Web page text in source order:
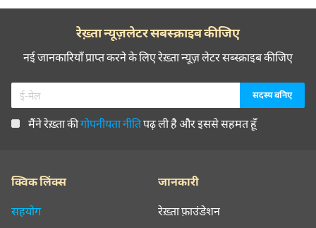
रेख़्ता न्यूज़लेटर सबस्क्राइब कीजिए
नई जानकारियाँ प्राप्त करने के लिए रेख़्ता न्यूज़ लेटर सब्स्क्राइब कीजिए
मैंने रेख़्ता कीगोपनीयता नीतिपढ़ ली है और इससे सहमत हूँ
क्विक लिंक्स
सहयोग
जानकारी
रेख़्ता फ़ाउंडेशन